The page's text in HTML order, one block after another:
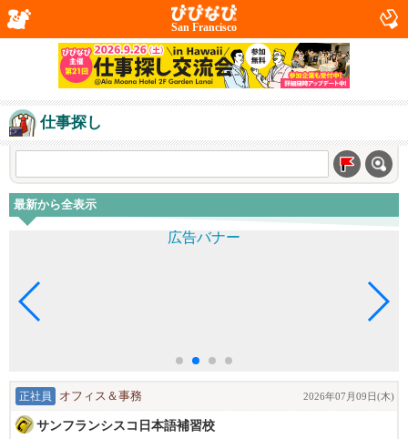
San Francisco
仕事探し
最新から全表示
正社員 オフィス＆事務 2026年07月09日(木)
サンフランシスコ日本語補習校